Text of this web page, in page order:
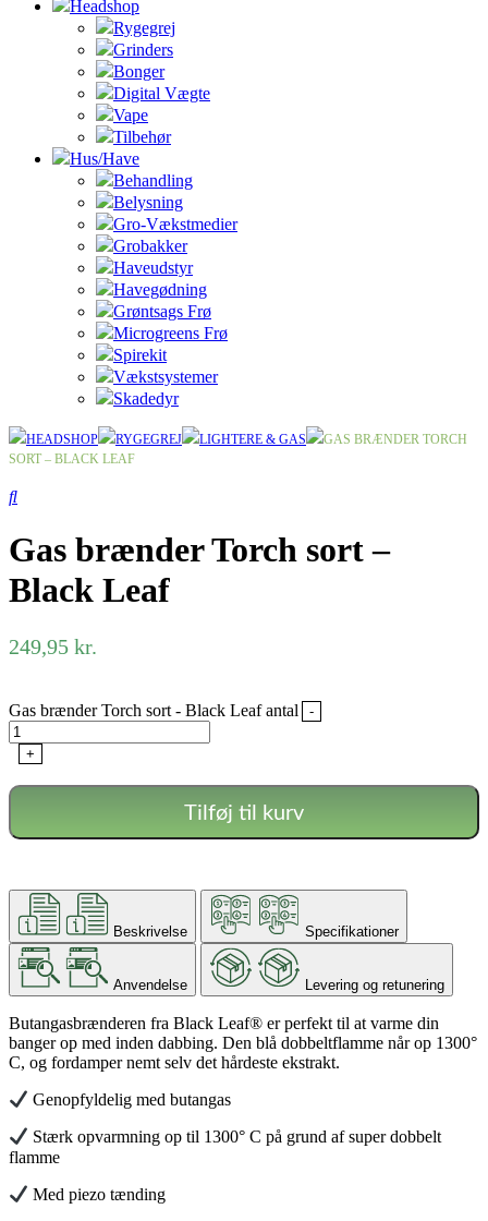
Headshop
Rygegrej
Grinders
Bonger
Digital Vægte
Vape
Tilbehør
Hus/Have
Behandling
Belysning
Gro-Vækstmedier
Grobakker
Haveudstyr
Havegødning
Grøntsags Frø
Microgreens Frø
Spirekit
Vækstsystemer
Skadedyr
HEADSHOP RYGEGREJ LIGHTERE & GAS
GAS BRÆNDER TORCH
SORT – BLACK LEAF
Gas brænder Torch sort –
Black Leaf
249,95 kr.
Gas brænder Torch sort - Black Leaf antal -
+
Tilføj til kurv
Beskrivelse Specifikationer
Anvendelse Levering og retunering
Butangasbrænderen fra Black Leaf® er perfekt til at varme din
banger op med inden dabbing. Den blå dobbeltflamme når op 1300°
C, og fordamper nemt selv det hårdeste ekstrakt.
Genopfyldelig med butangas
Stærk opvarmning op til 1300° C på grund af super dobbelt
flamme
Med piezo tænding